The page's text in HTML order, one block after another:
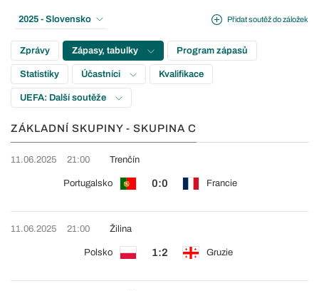
Přidat soutěž do záložek
2025 - Slovensko
Zprávy Zápasy, tabulky Program zápasů
Statistiky Účastníci Kvalifikace
UEFA: Další soutěže
ZÁKLADNÍ SKUPINY - SKUPINA C
11.06.2025 21:00
Portugalsko 0:0 Francie
Trenčín
11.06.2025 21:00
Polsko 1:2 Gruzie
Žilina